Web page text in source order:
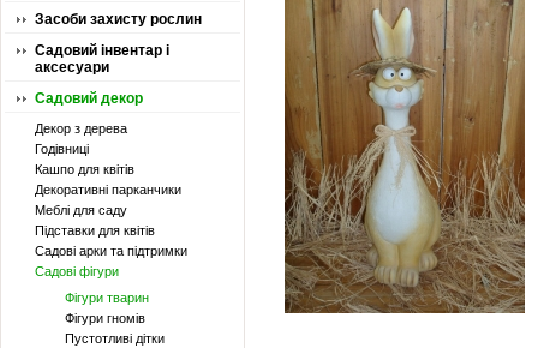
Засоби захисту рослин
Садовий інвентар і
аксесуари
Садовий декор
Декор з дерева
Годівниці
Кашпо для квітів
Декоративні парканчики
Меблі для саду
Підставки для квітів
Садові арки та підтримки
Садові фігури
Фігури тварин
Фігури гномів
Пустотливі дітки